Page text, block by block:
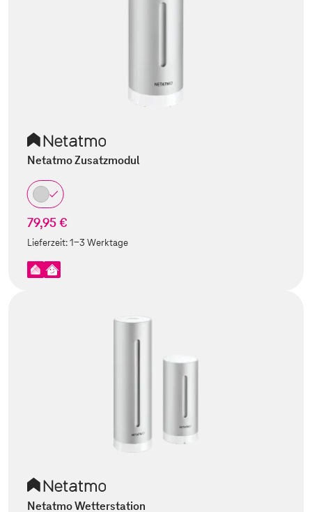
Netatmo Zusatzmodul
79,95 €
Lieferzeit:1-3 Werktage
Netatmo Wetterstation